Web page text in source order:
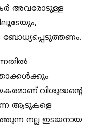
അവരോടുള്ള
ബോധ്യപ്പെടുത്തണം.
വിശുദ്ധന്റെ
ആടുകളെ
നല്ല ഇടയനായ